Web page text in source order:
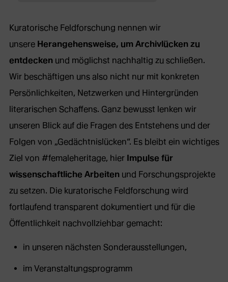
Kuratorische Feldforschung nennen wir
unsere Herangehensweise, um Archivlücken zu
entdeckenund möglichst nachhaltig zu schließen.
Wir beschäftigen uns also nicht nur mit konkreten
Persönlichkeiten, Netzwerken und Hintergründen
literarischen Schaffens. Ganz bewusst lenken wir
unseren Blick auf die Fragen des Entstehens und der
Folgen von „Gedächtnislücken“. Es bleibt ein wichtiges
Ziel von #femaleheritage, hier Impulse für
wissenschaftliche Arbeitenund Forschungsprojekte
zu setzen. Die kuratorische Feldforschung wird
fortlaufend transparent dokumentiert und für die
Öffentlichkeit nachvollziehbar gemacht:
in unseren nächsten Sonderausstellungen,
im Veranstaltungsprogramm